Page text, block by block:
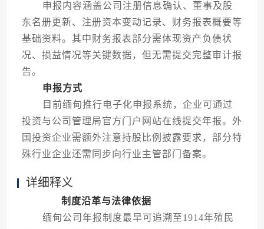
申报内容涵盖公司注册信息确认、董事及股
东名册更新、注册资本变动记录、财务报表概要等
基础资料。其中财务报表部分需体现资产负债状
况、损益情况等关键数据，但无需提交完整审计报
告。
申报方式
目前缅甸推行电子化申报系统，企业可通过
投资与公司管理局官方门户网站在线提交年报。外
国投资企业需额外注意持股比例披露要求，部分特
殊行业企业还需同步向行业主管部门备案。
详细释义
制度沿革与法律依据
缅甸公司年报制度最早可追溯至1914年殖民